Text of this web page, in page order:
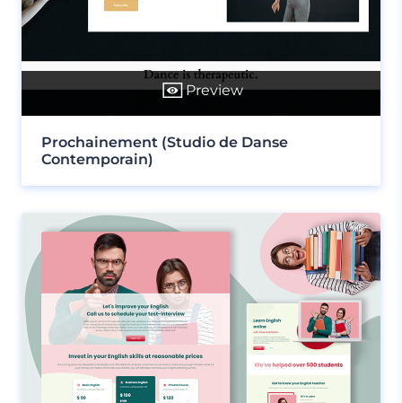
Preview
Prochainement (Studio de Danse
Contemporain)